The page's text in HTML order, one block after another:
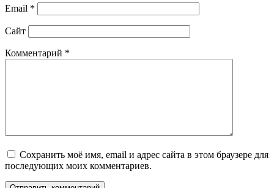
Email *
Сайт
Комментарий *
Сохранить моё имя, email и адрес сайта в этом браузере для
последующих моих комментариев.